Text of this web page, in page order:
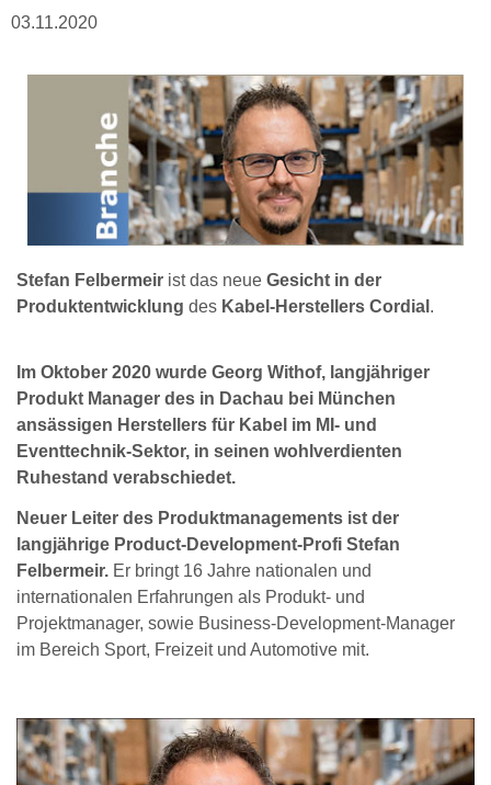
03.11.2020
Stefan Felbermeir ist das neue Gesicht in der
Produktentwicklung des Kabel-Herstellers Cordial .
Im Oktober 2020 wurde Georg Withof, langjähriger
Produkt Manager des in Dachau bei München
ansässigen Herstellers für Kabel im MI- und
Eventtechnik-Sektor, in seinen wohlverdienten
Ruhestand verabschiedet.
Neuer Leiter des Produktmanagements ist der
langjährige Product-Development-Profi Stefan
Felbermeir. Er bringt 16 Jahre nationalen und
internationalen Erfahrungen als Produkt- und
Projektmanager, sowie Business-Development-Manager
im Bereich Sport, Freizeit und Automotive mit.